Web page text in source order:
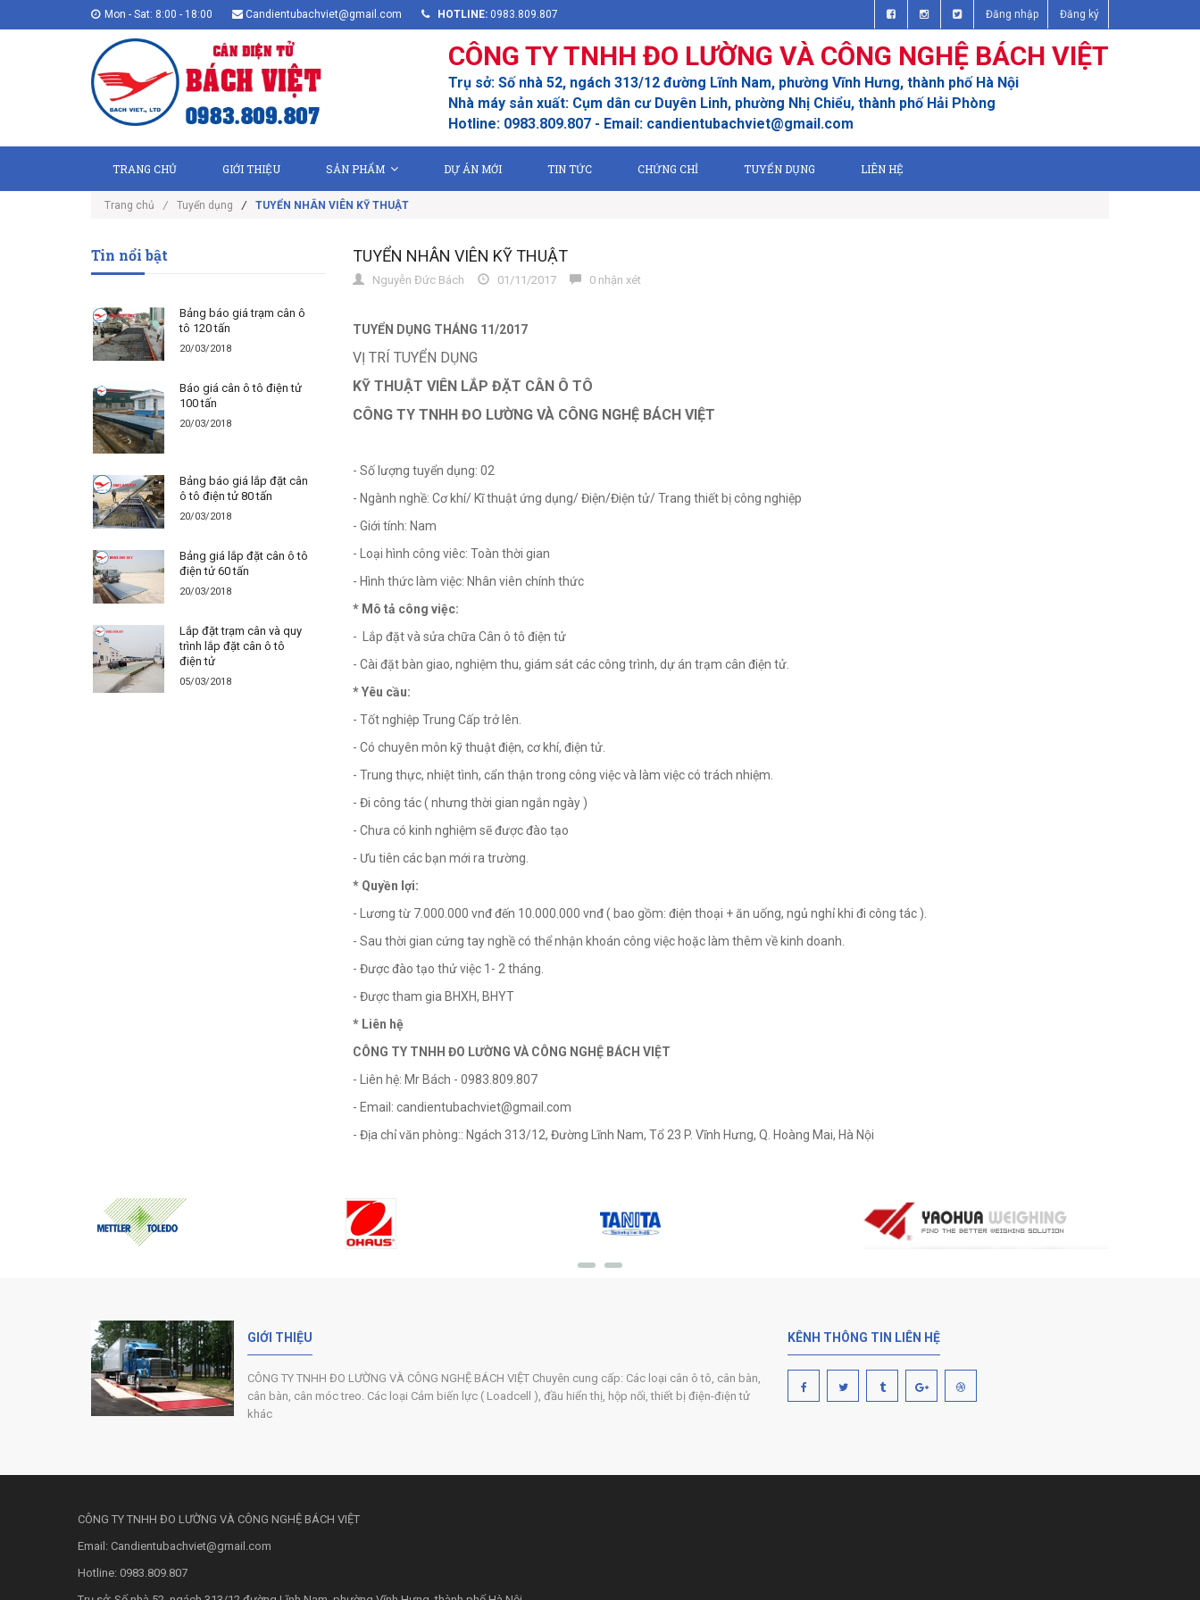
Mon - Sat: 8:00 - 18:00 Candientubachviet@gmail.com HOTLINE: 0983.809.807 Đăng nhập Đăng ký
CÔNG TY TNHH ĐO LƯỜNG VÀ CÔNG NGHỆ BÁCH VIỆT
Trụ sở: Số nhà 52, ngách 313/12 đường Lĩnh Nam, phường Vĩnh Hưng, thành phố Hà Nội
Nhà máy sản xuất: Cụm dân cư Duyên Linh, phường Nhị Chiểu, thành phố Hải Phòng
Hotline: 0983.809.807 - Email: candientubachviet@gmail.com
TRANG CHỦ GIỚI THIỆU SẢN PHẨM DỰ ÁN MỚI TIN TỨC CHỨNG CHỈ TUYỂN DỤNG LIÊN HỆ
Trang chủ / Tuyển dụng / TUYỂN NHÂN VIÊN KỸ THUẬT
Tin nổi bật
Bảng báo giá trạm cân ô
tô 120 tấn
20/03/2018
Báo giá cân ô tô điện tử
100 tấn
20/03/2018
Bảng báo giá lắp đặt cân
ô tô điện tử 80 tấn
20/03/2018
Bảng giá lắp đặt cân ô tô
điện tử 60 tấn
20/03/2018
Lắp đặt trạm cân và quy
trình lắp đặt cân ô tô
điện tử
05/03/2018
TUYỂN NHÂN VIÊN KỸ THUẬT
Nguyễn Đức Bách 01/11/2017 0 nhận xét
TUYỂN DỤNG THÁNG 11/2017
VỊ TRÍ TUYỂN DỤNG
KỸ THUẬT VIÊN LẮP ĐẶT CÂN Ô TÔ
CÔNG TY TNHH ĐO LƯỜNG VÀ CÔNG NGHỆ BÁCH VIỆT
- Số lượng tuyển dụng: 02
- Ngành nghề: Cơ khí/ Kĩ thuật ứng dụng/ Điện/Điện tử/ Trang thiết bị công nghiệp
- Giới tính: Nam
- Loại hình công viêc: Toàn thời gian
- Hình thức làm việc: Nhân viên chính thức
* Mô tả công việc:
- Lắp đặt và sửa chữa Cân ô tô điện tử
- Cài đặt bàn giao, nghiệm thu, giám sát các công trình, dự án trạm cân điện tử.
* Yêu cầu:
- Tốt nghiệp Trung Cấp trở lên.
- Có chuyên môn kỹ thuật điện, cơ khí, điện tử.
- Trung thực, nhiệt tình, cẩn thận trong công việc và làm việc có trách nhiệm.
- Đi công tác ( nhưng thời gian ngắn ngày )
- Chưa có kinh nghiệm sẽ được đào tạo
- Ưu tiên các bạn mới ra trường.
* Quyền lợi:
- Lương từ 7.000.000 vnđ đến 10.000.000 vnđ ( bao gồm: điện thoại + ăn uống, ngủ nghỉ khi đi công tác ).
- Sau thời gian cứng tay nghề có thể nhận khoán công việc hoặc làm thêm về kinh doanh.
- Được đào tạo thử việc 1- 2 tháng.
- Được tham gia BHXH, BHYT
* Liên hệ
CÔNG TY TNHH ĐO LƯỜNG VÀ CÔNG NGHỆ BÁCH VIỆT
- Liên hệ: Mr Bách - 0983.809.807
- Email: candientubachviet@gmail.com
- Địa chỉ văn phòng:: Ngách 313/12, Đường Lĩnh Nam, Tổ 23 P. Vĩnh Hưng, Q. Hoàng Mai, Hà Nội
GIỚI THIỆU
CÔNG TY TNHH ĐO LƯỜNG VÀ CÔNG NGHỆ BÁCH VIỆT Chuyên cung cấp: Các loại cân ô tô, cân bàn,
cân bàn, cân móc treo. Các loại Cảm biến lực ( Loadcell ), đầu hiển thị, hộp nối, thiết bị điện-điện tử
khác
KÊNH THÔNG TIN LIÊN HỆ
CÔNG TY TNHH ĐO LƯỜNG VÀ CÔNG NGHỆ BÁCH VIỆT
Email: Candientubachviet@gmail.com
Hotline: 0983.809.807